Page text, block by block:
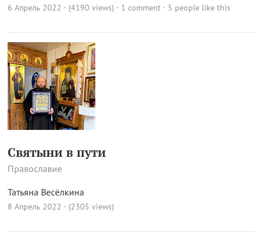
6 Апрель 2022 · (4190 views) · 1 comment · 5 people like this
Святыни в пути
Православие
Татьяна Весёлкина
8 Апрель 2022 · (2305 views)